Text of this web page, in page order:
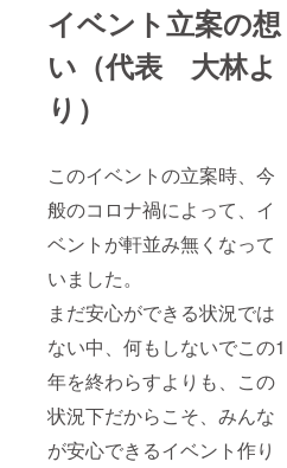
イベント立案の想
い（代表 大林よ
り）
このイベントの立案時、今
般のコロナ禍によって、イ
ベントが軒並み無くなって
いました。
まだ安心ができる状況では
ない中、何もしないでこの1
年を終わらすよりも、この
状況下だからこそ、みんな
が安心できるイベント作り